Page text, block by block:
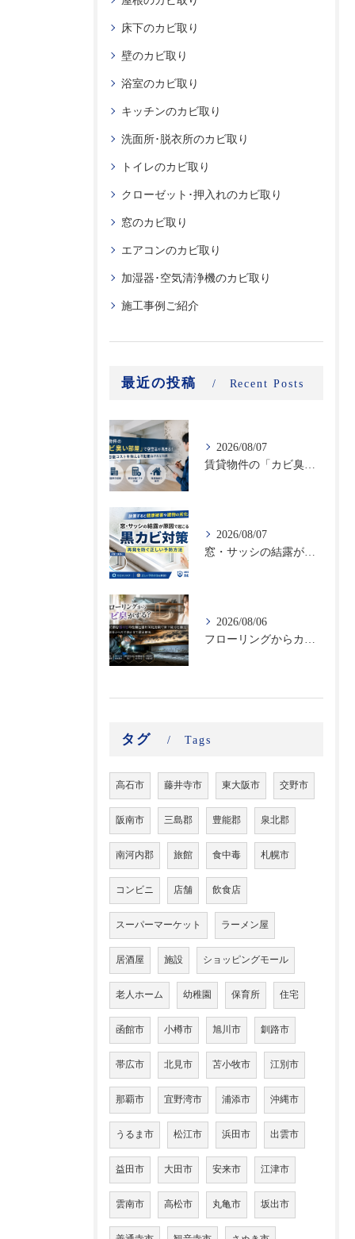
床下のカビ取り
壁のカビ取り
浴室のカビ取り
キッチンのカビ取り
洗面所･脱衣所のカビ取り
トイレのカビ取り
クローゼット･押入れのカビ取り
窓のカビ取り
エアコンのカビ取り
加湿器･空気清浄機のカビ取り
施工事例ご紹介
最近の投稿 Recent Posts
2026/08/07
賃貸物件の「カビ臭い部屋」で空室率が高まる！原状回復コストを抑える不動産向けカビ対策
2026/08/07
窓・サッシの結露が原因で起こる黒カビ対策｜再発を防ぐ正しい予防方法
2026/08/06
フローリングからカビ臭がする？床下に潜む黒カビの恐怖と建材劣化を防ぐ床下除カビ施工｜原因調査から再発防止まで徹底解説
タグ Tags
高石市 藤井寺市 東大阪市 交野市
阪南市 三島郡 豊能郡 泉北郡
南河内郡 旅館 食中毒 札幌市
コンビニ 店舗 飲食店
スーパーマーケット ラーメン屋
居酒屋 施設 ショッピングモール
老人ホーム 幼稚園 保育所 住宅
函館市 小樽市 旭川市 釧路市
帯広市 北見市 苫小牧市 江別市
那覇市 宜野湾市 浦添市 沖縄市
うるま市 松江市 浜田市 出雲市
益田市 大田市 安来市 江津市
雲南市 高松市 丸亀市 坂出市